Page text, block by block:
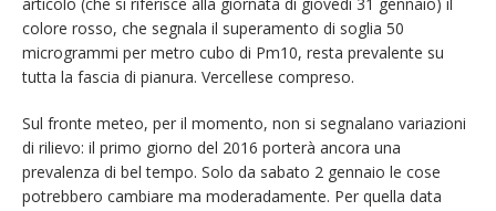
colore rosso, che segnala il superamento di soglia 50
microgrammi per metro cubo di Pm10, resta prevalente su
tutta la fascia di pianura. Vercellese compreso.
Sul fronte meteo, per il momento, non si segnalano variazioni
di rilievo: il primo giorno del 2016 porterà ancora una
prevalenza di bel tempo. Solo da sabato 2 gennaio le cose
potrebbero cambiare ma moderadamente. Per quella data